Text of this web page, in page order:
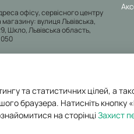
офісу, сервісного центру
магазину: вулиця Львівська,
Шкло, Львівська область,
магазину: Калуське
та статистичних цілей, а
браузера. Натисніть кнопку
на сторінціЗахист